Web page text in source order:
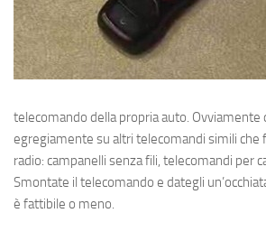
telecomando della propria auto. Ovviamente
egregiamente su altri telecomandi simili che
radio: campanelli senza fili, telecomandi per
Smontate il telecomando e dategli
è fattibile o meno.